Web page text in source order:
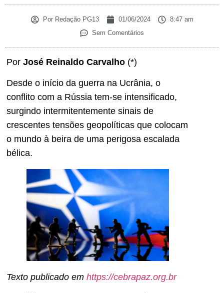
PorRedação PG13 01/06/2024
8:47 am
Sem Comentários
Por José Reinaldo Carvalho (*)
Desde o início da guerra na Ucrânia, o
conflito com a Rússia tem-se intensificado,
surgindo intermitentemente sinais de
crescentes tensões geopolíticas que colocam
o mundo à beira de uma perigosa escalada
bélica.
Texto publicado em https://cebrapaz.org.br